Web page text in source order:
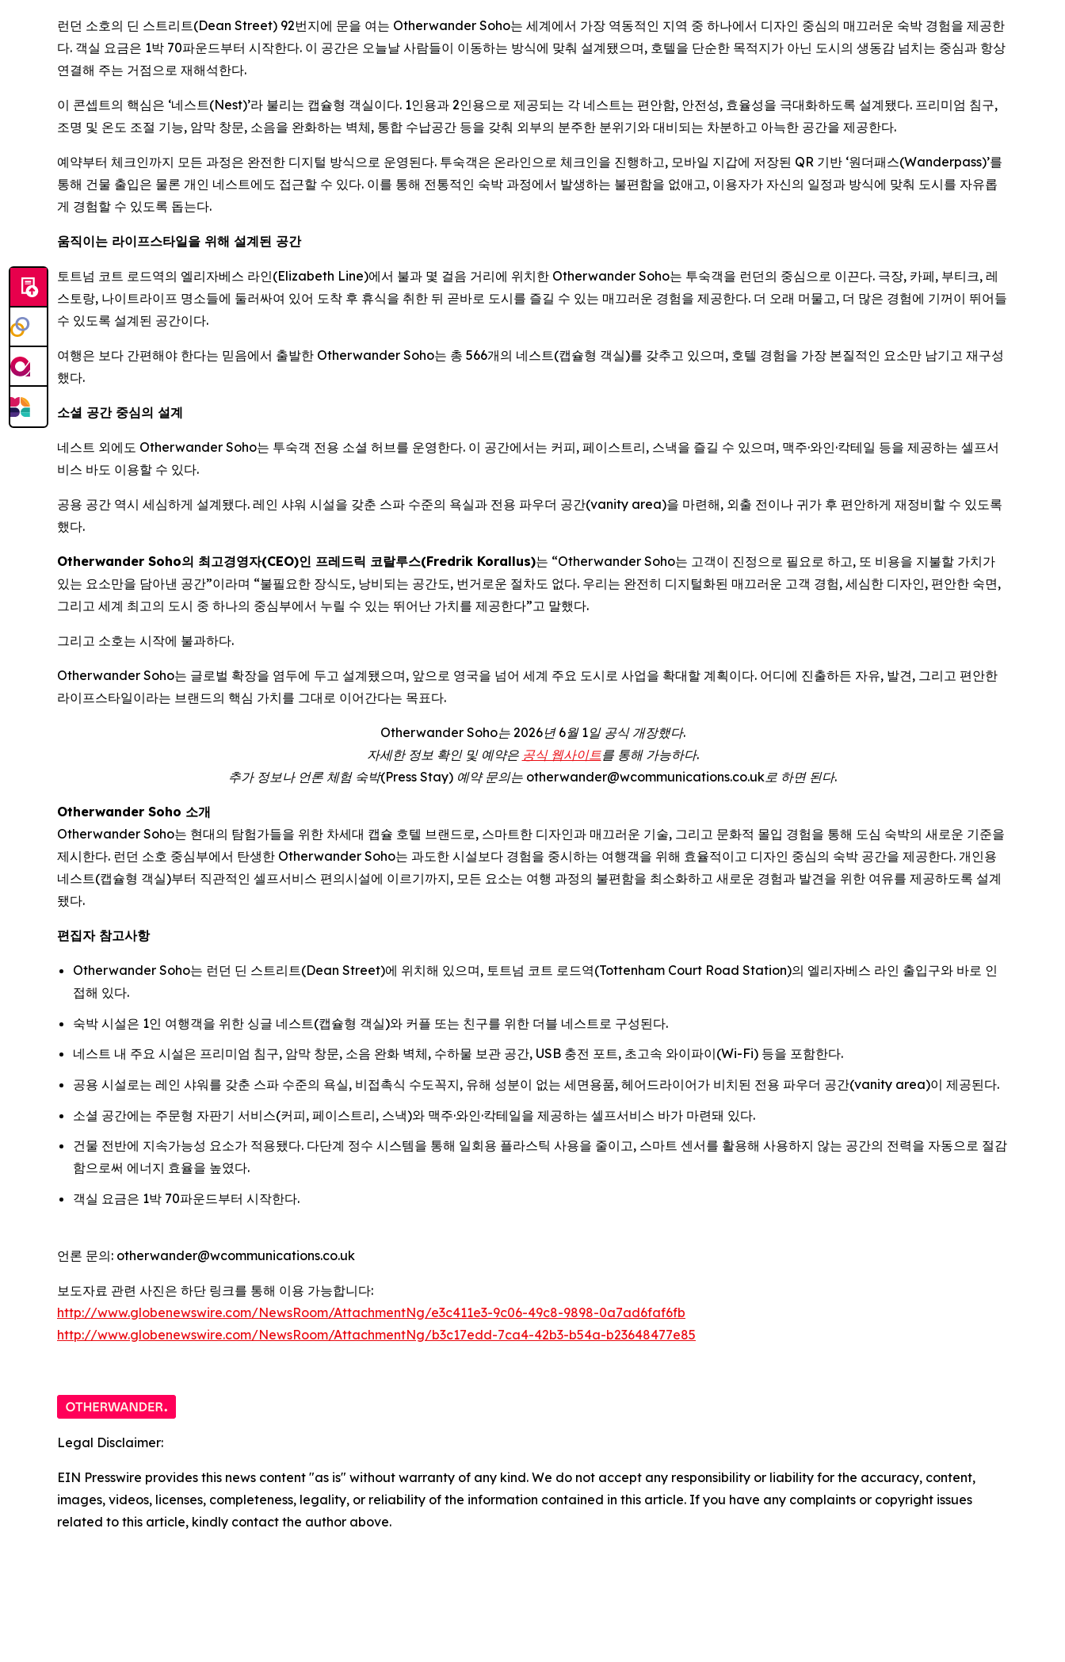
런던 소호의 딘 스트리트(Dean Street) 92번지에 문을 여는 Otherwander Soho는 세계에서 가장 역동적인 지역 중 하나에서 디자인 중심의 매끄러운 숙박 경험을 제공한
다. 객실 요금은 1박 70파운드부터 시작한다. 이 공간은 오늘날 사람들이 이동하는 방식에 맞춰 설계됐으며, 호텔을 단순한 목적지가 아닌 도시의 생동감 넘치는 중심과 항상
연결해 주는 거점으로 재해석한다.
이 콘셉트의 핵심은 ‘네스트(Nest)’라 불리는 캡슐형 객실이다. 1인용과 2인용으로 제공되는 각 네스트는 편안함, 안전성, 효율성을 극대화하도록 설계됐다. 프리미엄 침구,
조명 및 온도 조절 기능, 암막 창문, 소음을 완화하는 벽체, 통합 수납공간 등을 갖춰 외부의 분주한 분위기와 대비되는 차분하고 아늑한 공간을 제공한다.
예약부터 체크인까지 모든 과정은 완전한 디지털 방식으로 운영된다. 투숙객은 온라인으로 체크인을 진행하고, 모바일 지갑에 저장된 QR 기반 ‘원더패스(Wanderpass)’를
통해 건물 출입은 물론 개인 네스트에도 접근할 수 있다. 이를 통해 전통적인 숙박 과정에서 발생하는 불편함을 없애고, 이용자가 자신의 일정과 방식에 맞춰 도시를 자유롭
게 경험할 수 있도록 돕는다.
움직이는 라이프스타일을 위해 설계된 공간
토트넘 코트 로드역의 엘리자베스 라인(Elizabeth Line)에서 불과 몇 걸음 거리에 위치한 Otherwander Soho는 투숙객을 런던의 중심으로 이끈다. 극장, 카페, 부티크, 레
스토랑, 나이트라이프 명소들에 둘러싸여 있어 도착 후 휴식을 취한 뒤 곧바로 도시를 즐길 수 있는 매끄러운 경험을 제공한다. 더 오래 머물고, 더 많은 경험에 기꺼이 뛰어들
수 있도록 설계된 공간이다.
여행은 보다 간편해야 한다는 믿음에서 출발한 Otherwander Soho는 총 566개의 네스트(캡슐형 객실)를 갖추고 있으며, 호텔 경험을 가장 본질적인 요소만 남기고 재구성
했다.
소셜 공간 중심의 설계
네스트 외에도 Otherwander Soho는 투숙객 전용 소셜 허브를 운영한다. 이 공간에서는 커피, 페이스트리, 스낵을 즐길 수 있으며, 맥주·와인·칵테일 등을 제공하는 셀프서
비스 바도 이용할 수 있다.
공용 공간 역시 세심하게 설계됐다. 레인 샤워 시설을 갖춘 스파 수준의 욕실과 전용 파우더 공간(vanity area)을 마련해, 외출 전이나 귀가 후 편안하게 재정비할 수 있도록
했다.
Otherwander Soho의 최고경영자(CEO)인 프레드릭 코랄루스(Fredrik Korallus)는 “Otherwander Soho는 고객이 진정으로 필요로 하고, 또 비용을 지불할 가치가
있는 요소만을 담아낸 공간”이라며 “불필요한 장식도, 낭비되는 공간도, 번거로운 절차도 없다. 우리는 완전히 디지털화된 매끄러운 고객 경험, 세심한 디자인, 편안한 숙면,
그리고 세계 최고의 도시 중 하나의 중심부에서 누릴 수 있는 뛰어난 가치를 제공한다”고 말했다.
그리고 소호는 시작에 불과하다.
Otherwander Soho는 글로벌 확장을 염두에 두고 설계됐으며, 앞으로 영국을 넘어 세계 주요 도시로 사업을 확대할 계획이다. 어디에 진출하든 자유, 발견, 그리고 편안한
라이프스타일이라는 브랜드의 핵심 가치를 그대로 이어간다는 목표다.
Otherwander Soho는 2026년 6월 1일 공식 개장했다.
자세한 정보 확인 및 예약은 공식 웹사이트를 통해 가능하다.
추가 정보나 언론 체험 숙박(Press Stay) 예약 문의는 otherwander@wcommunications.co.uk로 하면 된다.
Otherwander Soho 소개
Otherwander Soho는 현대의 탐험가들을 위한 차세대 캡슐 호텔 브랜드로, 스마트한 디자인과 매끄러운 기술, 그리고 문화적 몰입 경험을 통해 도심 숙박의 새로운 기준을
제시한다. 런던 소호 중심부에서 탄생한 Otherwander Soho는 과도한 시설보다 경험을 중시하는 여행객을 위해 효율적이고 디자인 중심의 숙박 공간을 제공한다. 개인용
네스트(캡슐형 객실)부터 직관적인 셀프서비스 편의시설에 이르기까지, 모든 요소는 여행 과정의 불편함을 최소화하고 새로운 경험과 발견을 위한 여유를 제공하도록 설계
됐다.
편집자 참고사항
Otherwander Soho는 런던 딘 스트리트(Dean Street)에 위치해 있으며, 토트넘 코트 로드역(Tottenham Court Road Station)의 엘리자베스 라인 출입구와 바로 인
접해 있다.
숙박 시설은 1인 여행객을 위한 싱글 네스트(캡슐형 객실)와 커플 또는 친구를 위한 더블 네스트로 구성된다.
네스트 내 주요 시설은 프리미엄 침구, 암막 창문, 소음 완화 벽체, 수하물 보관 공간, USB 충전 포트, 초고속 와이파이(Wi-Fi) 등을 포함한다.
공용 시설로는 레인 샤워를 갖춘 스파 수준의 욕실, 비접촉식 수도꼭지, 유해 성분이 없는 세면용품, 헤어드라이어가 비치된 전용 파우더 공간(vanity area)이 제공된다.
소셜 공간에는 주문형 자판기 서비스(커피, 페이스트리, 스낵)와 맥주·와인·칵테일을 제공하는 셀프서비스 바가 마련돼 있다.
건물 전반에 지속가능성 요소가 적용됐다. 다단계 정수 시스템을 통해 일회용 플라스틱 사용을 줄이고, 스마트 센서를 활용해 사용하지 않는 공간의 전력을 자동으로 절감
함으로써 에너지 효율을 높였다.
객실 요금은 1박 70파운드부터 시작한다.
언론 문의: otherwander@wcommunications.co.uk
보도자료 관련 사진은 하단 링크를 통해 이용 가능합니다:
http://www.globenewswire.com/NewsRoom/AttachmentNg/e3c411e3-9c06-49c8-9898-0a7ad6faf6fb
http://www.globenewswire.com/NewsRoom/AttachmentNg/b3c17edd-7ca4-42b3-b54a-b23648477e85
Legal Disclaimer:
EIN Presswire provides this news content "as is" without warranty of any kind. We do not accept any responsibility or liability for the accuracy, content,
images, videos, licenses, completeness, legality, or reliability of the information contained in this article. If you have any complaints or copyright issues
related to this article, kindly contact the author above.